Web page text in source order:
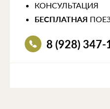
КОНСУЛЬТАЦИЯ
БЕСПЛАТНАЯ
8 (928) 347-